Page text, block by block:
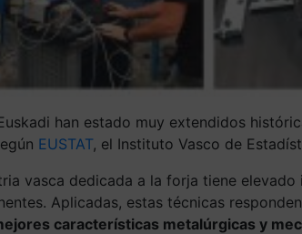
han estado muy extendidos
EUSTAT, el Instituto Vasco de
vasca dedicada a la forja tiene
Aplicadas, estas técnicas
características metalúrgicas y